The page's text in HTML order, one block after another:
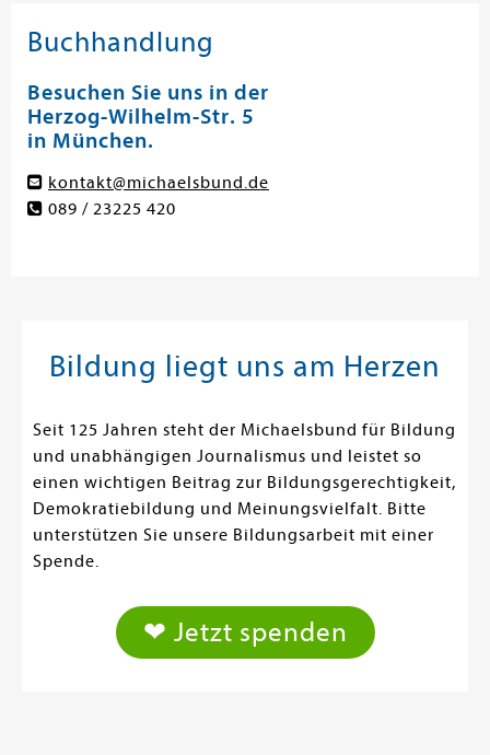
Buchhandlung
Besuchen Sie uns in der
Herzog-Wilhelm-Str. 5
in München.
kontakt@michaelsbund.de
089 / 23225 420
Bildung liegt uns am Herzen
Seit 125 Jahren steht der Michaelsbund für Bildung
und unabhängigen Journalismus und leistet so
einen wichtigen Beitrag zur Bildungsgerechtigkeit,
Demokratiebildung und Meinungsvielfalt. Bitte
unterstützen Sie unsere Bildungsarbeit mit einer
Spende.
❤ Jetzt spenden